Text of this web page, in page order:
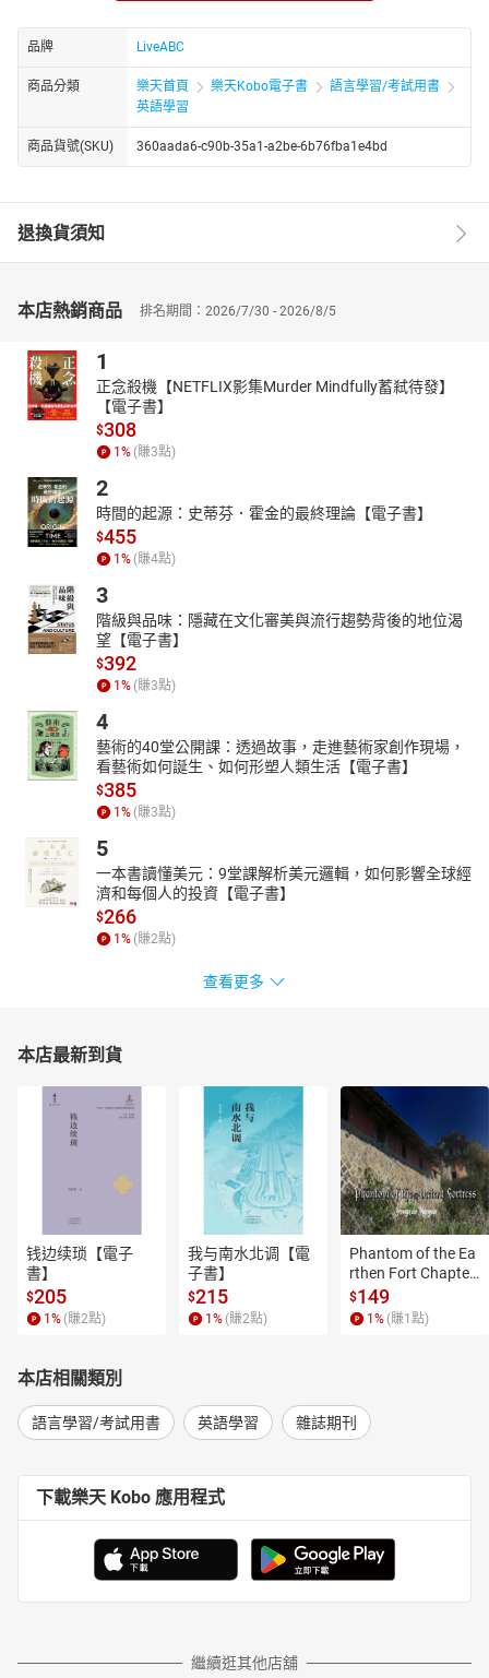
CNN主播教你說英語：塑膠之河，憂慮之海
閱讀素養專欄：永不腐壞的甜蜜祕密
英文慣用語：咬緊牙關、硬著頭皮去做
會話百分百：節慶美食與傳統
經典文學：文學作品中的聖誕精神
主題式寫作：不同的讀書方法
品牌 LiveABC
商品分類 樂天首頁 樂天Kobo電子書
語言學習/考試用書
英語學習
商品貨號(SKU) 360aada6-c90b-35a1-a2be-6b76fba1e4bd
退換貨須知
本店熱銷商品 排名期間：2026/7/30 - 2026/8/5
1
正念殺機【NETFLIX影集Murder Mindfully蓄弒待發】
【電子書】
$308
1 % (賺3點)
2
時間的起源：史蒂芬．霍金的最終理論【電子書】
$455
1 % (賺4點)
3
階級與品味：隱藏在文化審美與流行趨勢背後的地位渴
望【電子書】
$392
1 % (賺3點)
4
藝術的40堂公開課：透過故事，走進藝術家創作現場，
看藝術如何誕生、如何形塑人類生活【電子書】
$385
1 % (賺3點)
5
一本書讀懂美元：9堂課解析美元邏輯，如何影響全球經
濟和每個人的投資【電子書】
$266
1 % (賺2點)
查看更多
本店最新到貨
钱边续琐【電子
書】
$205
1 % (賺2點)
我与南水北调【電
子書】
$215
1 % (賺2點)
Phantom of the Ea
rthen Fort Chapter
4【有聲書】
$149
1 % (賺1 點)
本店相關類別
語言學習/考試用書 英語學習 雜誌期刊
下載樂天 Kobo 應用程式
繼續逛其他店舖